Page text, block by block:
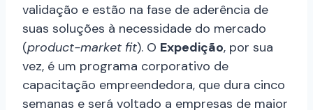
validação e estão na fase de aderência de
suas soluções à necessidade do mercado
(product-market fit). O Expedição, por sua
vez, é um programa corporativo de
capacitação empreendedora, que dura cinco
semanas e será voltado a empresas de maior